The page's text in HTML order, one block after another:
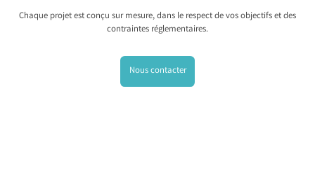
Chaque projet est conçu sur mesure, dans le respect de vos objectifs et des
contraintes réglementaires.
Nous contacter